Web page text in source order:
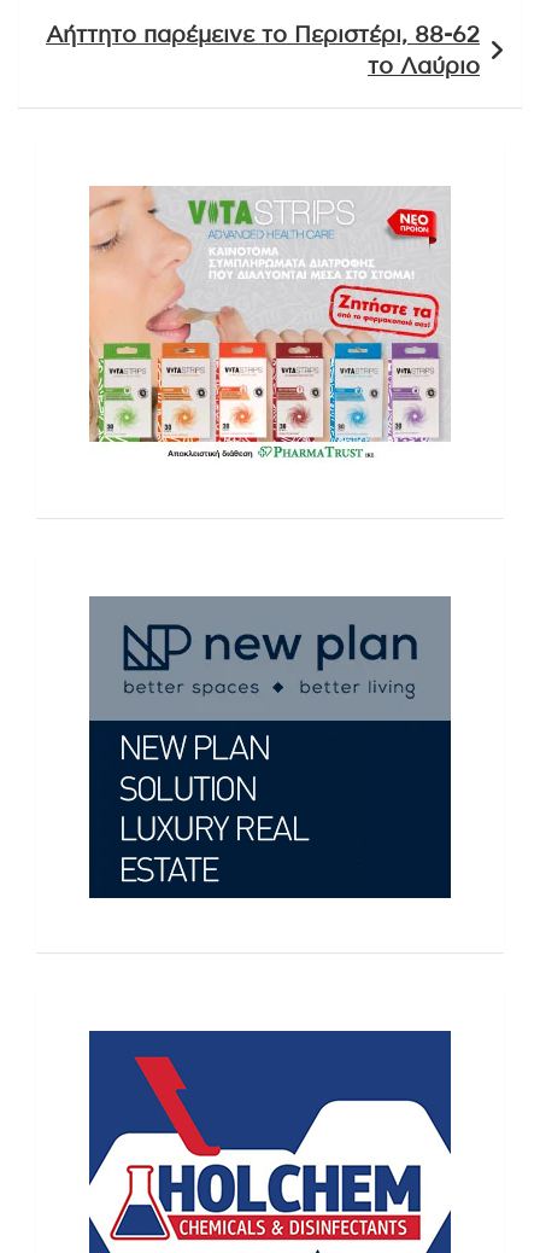
Αήττητο παρέμεινε το Περιστέρι, 88-62
το Λαύριο